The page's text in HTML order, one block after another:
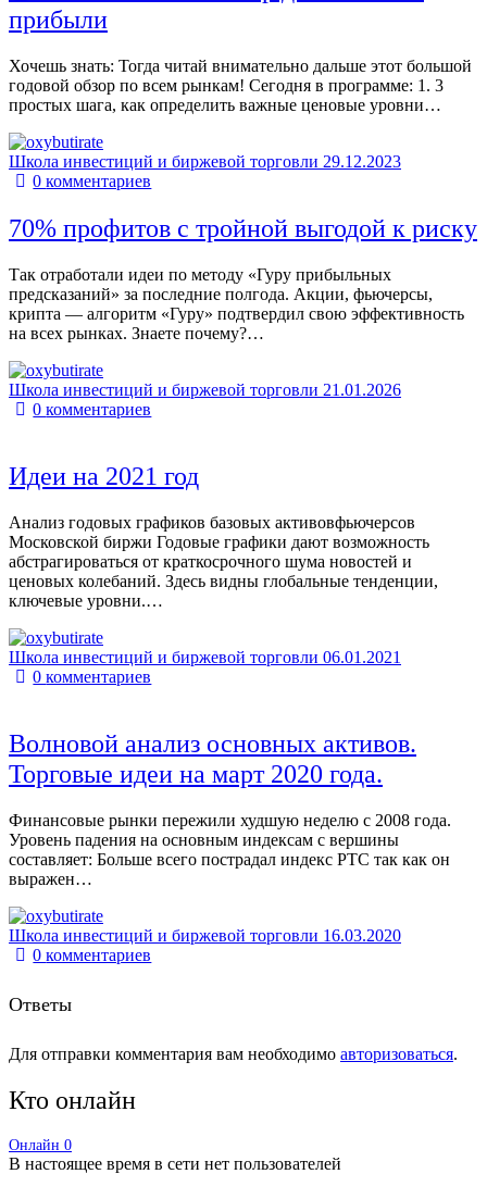
прибыли
Хочешь знать: Тогда читай внимательно дальше этот большой
годовой обзор по всем рынкам! Сегодня в программе: 1. 3
простых шага, как определить важные ценовые уровни…
Школа инвестиций и биржевой торговли 29.12.2023
0комментариев
70% профитов с тройной выгодой к риску
Так отработали идеи по методу «Гуру прибыльных
предсказаний» за последние полгода. Акции, фьючерсы,
крипта — алгоритм «Гуру» подтвердил свою эффективность
на всех рынках. Знаете почему?…
Школа инвестиций и биржевой торговли 21.01.2026
0комментариев
Идеи на 2021 год
Анализ годовых графиков базовых активовфьючерсов
Московской биржи Годовые графики дают возможность
абстрагироваться от краткосрочного шума новостей и
ценовых колебаний. Здесь видны глобальные тенденции,
ключевые уровни.…
Школа инвестиций и биржевой торговли 06.01.2021
0комментариев
Волновой анализ основных активов.
Торговые идеи на март 2020 года.
Финансовые рынки пережили худшую неделю с 2008 года.
Уровень падения на основным индексам с вершины
составляет: Больше всего пострадал индекс РТС так как он
выражен…
Школа инвестиций и биржевой торговли 16.03.2020
0комментариев
Ответы
Для отправки комментария вам необходимо авторизоваться.
Кто онлайн
Онлайн 0
В настоящее время в сети нет пользователей